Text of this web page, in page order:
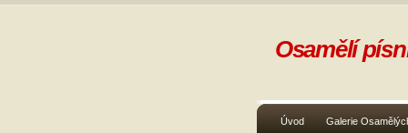
Úvod Galerie
Osamělí